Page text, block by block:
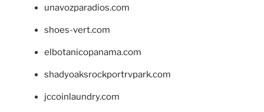
unavozparadios.com
shoes-vert.com
elbotanicopanama.com
shadyoaksrockportrvpark.com
jccoinlaundry.com